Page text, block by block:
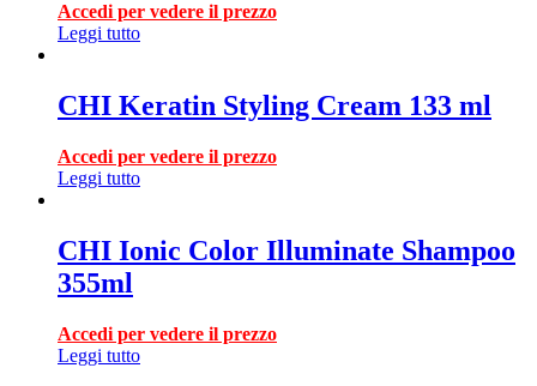
Accedi per vedere il prezzo
Leggi tutto
CHI Keratin Styling Cream 133 ml
Accedi per vedere il prezzo
Leggi tutto
CHI Ionic Color Illuminate Shampoo
355ml
Accedi per vedere il prezzo
Leggi tutto